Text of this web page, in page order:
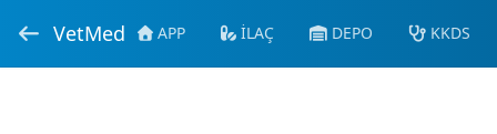
VetMed APP İLAÇ DEPO KKDS